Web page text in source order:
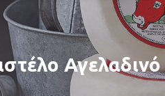
Αγελαδινό